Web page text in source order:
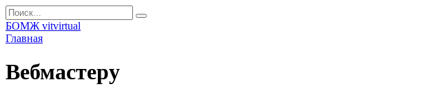
Перейти
к
контенту
Search
for:
БОМЖ vitvirtual
Главная
Вебмастеру